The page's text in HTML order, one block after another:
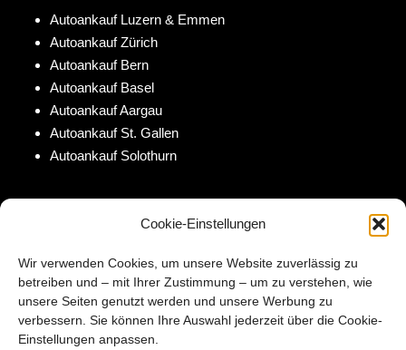
Cookie-Einstellungen
Wir verwenden Cookies, um unsere Website zuverlässig zu
betreiben und – mit Ihrer Zustimmung – um zu verstehen, wie
unsere Seiten genutzt werden und unsere Werbung zu
verbessern. Sie können Ihre Auswahl jederzeit über die Cookie-
Einstellungen anpassen.
Autoankauf Luzern & Emmen
Autoankauf Zürich
Autoankauf Bern
Autoankauf Basel
Autoankauf Aargau
Autoankauf St. Gallen
Autoankauf Solothurn
KONTAKT
INFORMATIONEN
Tel :079 384 88 11